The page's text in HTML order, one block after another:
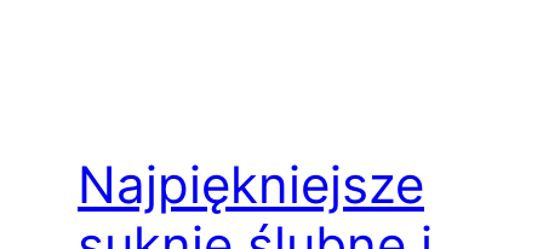
Najpiękniejsze